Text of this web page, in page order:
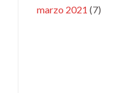
marzo 2021 (7)